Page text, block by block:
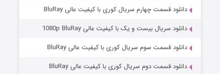
وستی ها
دانلود قسمت چهارم سریال کوری با کیفیت عالی BluRay
دانلود سریال بیست و یک با کیفیت عالی 1080p BluRay
دانلود قسمت سوم سریال کوری با کیفیت عالی BluRay
دانلود قسمت دوم سریال کوری با کیفیت عالی BluRay